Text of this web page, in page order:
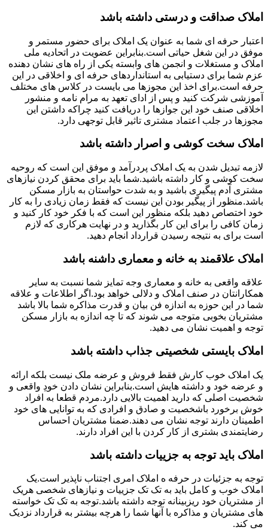
املاک صداقت و درستی داشته باشد
اعتبار حرفه ای شما به عنوان یک املاک برای حضور مستمر و
موفق در این شغل حیاتی است.بنابراین عضویت در اتحادیه ملی
املاک و مستغلات و انجمن های وابسته یکی از راه های نشان دهنده
عزم شما برای دستیابی به استانداردهای حرفه ای و اخلاقی در این
حرفه است.برای اخذ این مجوزها می بایست در کلاس های مختلف
آموزشی شرکت کنید و پس از ادای تعهد به مرام نامه و منشور
اخلاقی صنف خود این جوازها را دریافت کنید چراکه داشتن این
مجوزها در جلب اعتماد مشتری تاثیر قابل توجهی دارد.
املاک سخت کوشی و اصرار داشته باشد
لازمه تبدیل شدن به یک املاک پردرآمد و موفق این است که روحیه
سخت کوشی و کار داشته باشید.شما باید برای محقق کردن نیازهای
مشتری آدم پیگیری باشید و به شدت حواستان به بازار مسکن
باشد.منظور از پیگیر بودن این نیست که فقط زمان زیادی را به کار
خود اختصاص دهید بلکه منظور این است که با فکر خود کار کنید و
زمان کافی را برای این کار بگذارید و در نهایت هرکاری که لازم
است برای به نتیجه رسیدن قرارداد انجام دهید.
املاک علاقمند به خانه و معماری داشنه باشد
علاقه واقعی به خانه و معماری وجه تمایز شما نسبت به سایر
همکارانتان در صنف املاک و دلالی خواهد بود.اگر اطلاعات و علاقه
شما در این حوزه به اندازه فن بیان و قدرت مذاکره شما بالا باشد
مشتریان بخوبی متوجه می شوند که تا چه اندازه به بازار مسکن
توجه و اهمیت نشان می دهید.
املاک بایستی شخصیتی جذاب داشته باشد
یک املاک خوب کارش فقط فروش و عرضه ملک نیست بلکه ارائه
و عرضه خود و داشته هایش است.بنابراین نشان دادن خودِ واقعی و
شخصیت اصلی که دارید اهمیت بالایی دارد.مردم قطعا به افراد
خوش برخورد باشخصیت و صادق و افرادی که به توانایی های خود
اطمینان دارند توجه نشان می دهند.ضمنا مشتریان احساس
رضایتمندی بشتری از کار کردن با این افراد دارند.
املاک باید توجه به جزییات داشته باشد
توجه به جزئیات در حرفه ه املاک امری اجتناب ناپذیر است.یک
املاک خوب و کامل باید به تک تک جزییات و نیازهای شخصی هریک
از مشتریان خود ریزبینانه توجه داشته باشد.توجه به تک تک خواسته
های مشتریان و مذاکره با آنها شما را هرچه بیشتر به قرارداد نزدیک
می کند.